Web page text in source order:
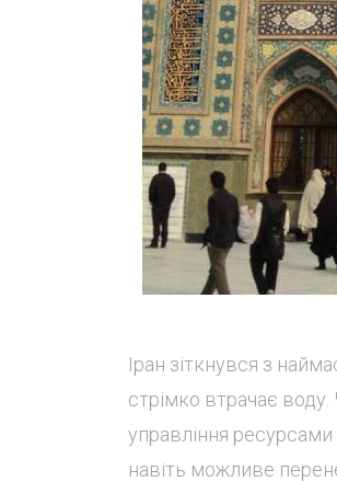
Іран зіткнувся з
стрімко втрачає
управління
навіть можливе